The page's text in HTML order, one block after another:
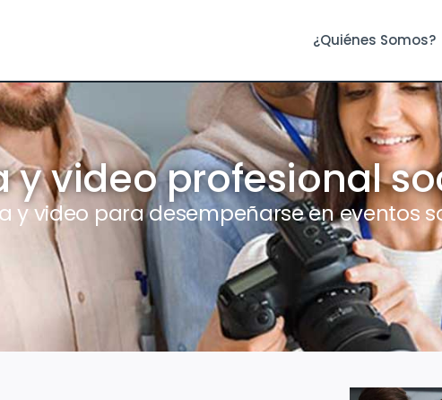
¿Quiénes Somos?
y video profesional
video para desempeñarse en eventos